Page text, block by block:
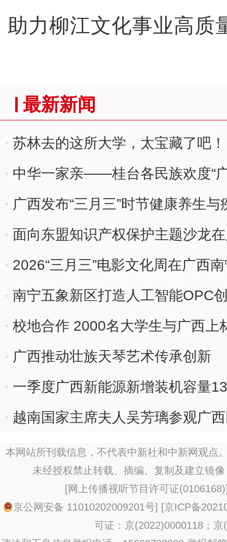
助力柳江文化事业高质
最新新闻
苏林去的这所大学，太宝藏了吧！
中华一家亲——桂台各民族欢度“
行
广西发布“三月三”时节健康养生
面向东盟知识产权保护主题沙龙
2026“三月三”电影文化周在广西
南宁五象新区打造人工智能OPC
校地合作 2000名大学生与广西上
广西推动壮族天琴艺术传承创新
一季度广西新能源新增装机容量
越南国家主席夫人吴芳璃参观广
本网站所刊载信息，不代表中新社和中新网观点
未经授权禁止转载、摘编、复制及建立镜
[网上传播视听节目许可证(0106168)
京公网安备 11010202009201号] [京ICP备
可证：京(2022)0000118；京